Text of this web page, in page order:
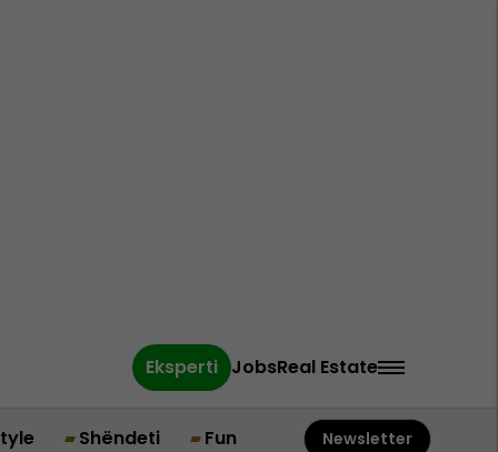
Eksperti JobsReal Estate
Shëndeti Fun Newsletter